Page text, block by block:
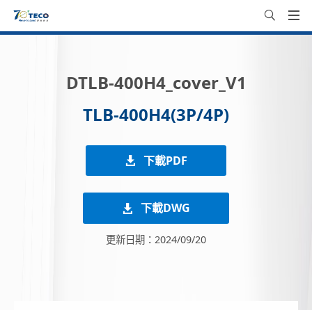
DTLB-400H4_cover_V1
TLB-400H4(3P/4P)
下載PDF
下載DWG
更新日期：2024/09/20